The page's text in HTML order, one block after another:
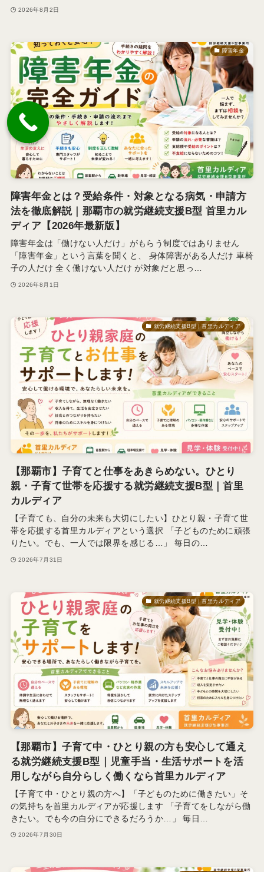
2026年8月2日
障害年金
障害年金とは？受給条件・対象となる病気・申請方
法を徹底解説｜那覇市の就労継続支援B型 首里カル
ディア【2026年最新版】
障害年金は「働けない人だけ」がもらう制度ではありません
「障害年金」という言葉を聞くと、 身体障害がある人だけ 車椅
子の人だけ 全く働けない人だけ が対象だと思っ…
2026年8月1日
就労継続支援B型｜首里カルディア
【那覇市】子育てと仕事をあきらめない。ひとり
親・子育て世帯を応援する就労継続支援B型｜首里
カルディア
【子育ても、自分の未来も大切にしたい】ひとり親・子育て世
帯を応援する首里カルディアという選択 「子どものために頑張
りたい。でも、一人では限界を感じる…」 毎日の…
2026年7月31日
就労継続支援B型｜首里カルディア
【那覇市】子育て中・ひとり親の方も安心して通え
る就労継続支援B型｜児童手当・生活サポートを活
用しながら自分らしく働くなら首里カルディア
【子育て中・ひとり親の方へ】「子どものために働きたい」そ
の気持ちを首里カルディアが応援します 「子育てをしながら働
きたい。でも今の自分にできるだろうか…」 毎日…
2026年7月30日